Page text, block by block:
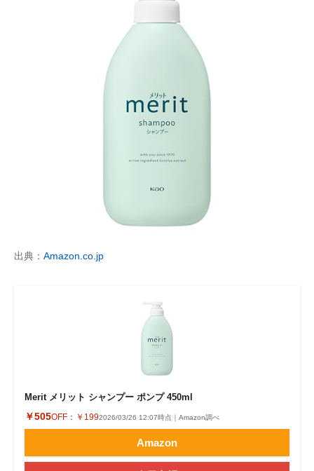
出典： Amazon.co.jp
Merit メリット シャンプー ポンプ 450ml
￥505OFF： ￥1992026/03/26 12:07時点｜Amazon調べ
Amazon